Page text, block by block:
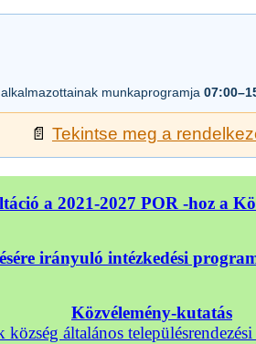
munkaprogramja
📄 Tekintse meg a
a 2021-2027 POR -hoz a
irányuló intézkedési
Közvélemény-kutatás
község általános